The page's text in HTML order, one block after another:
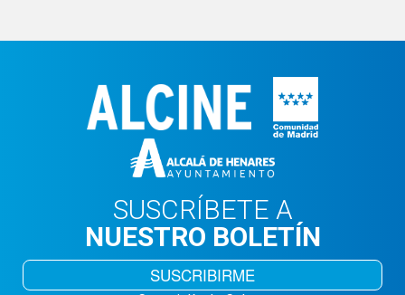
SUSCRÍBETE A
NUESTRO BOLETÍN
SUSCRIBIRME